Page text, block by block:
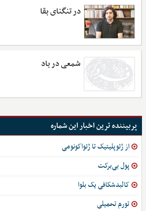
در تنگنای بقا
شمعی در باد
پربیننده ترین اخبار این شماره
از ژئوپلیتیک تا ژئواکونومی
پول بی‌برکت
کالبدشکافی یک بلوا
تورم تحمیلی